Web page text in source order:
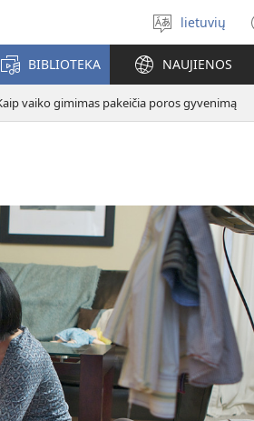
Pasirinkite
kalbą
lietuvių
BIBLIOTEKA NAUJIENOS
vaiko gimimas pakeičia poros gyvenimą